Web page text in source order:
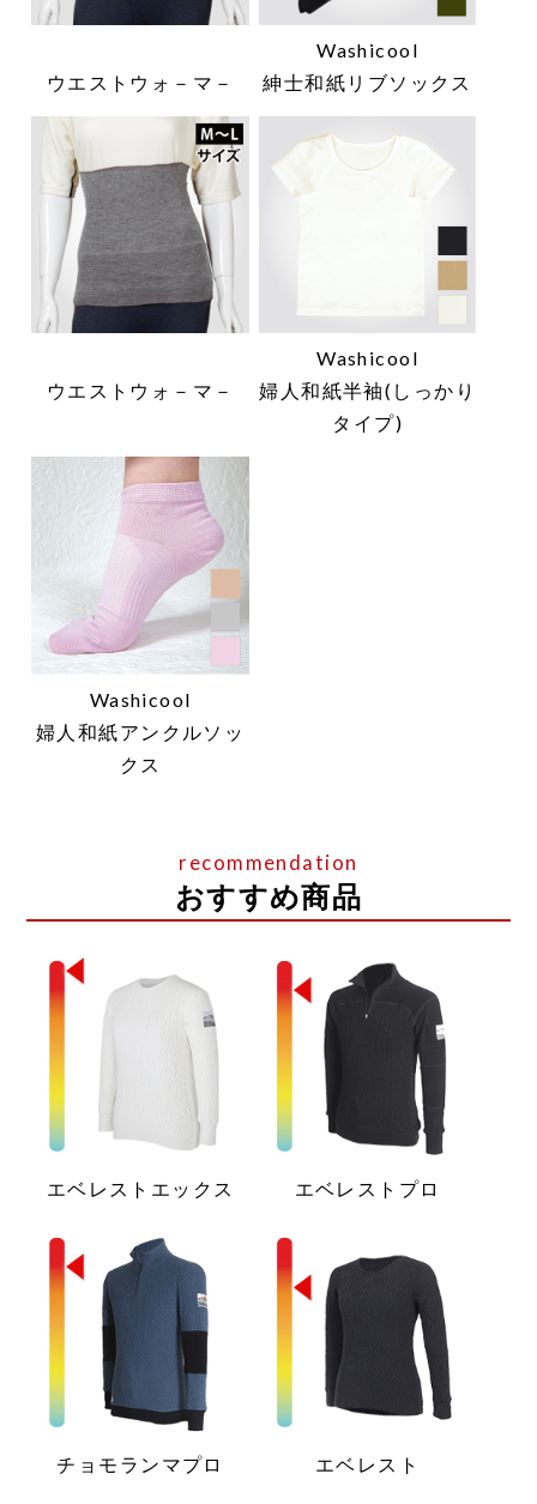
ウエストウォ－マ－
Washicool
紳士和紙リブソックス
ウエストウォ－マ－
Washicool
婦人和紙半袖(しっかり
タイプ)
Washicool
婦人和紙アンクルソッ
クス
おすすめ商品
エベレストエックス エベレストプロ
チョモランマプロ エベレスト